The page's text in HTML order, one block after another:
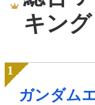
キング
ガンダム